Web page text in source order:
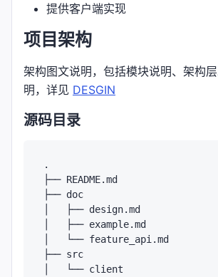
提供客户端实现
项目架构
架构图文说明，包括模块说明、架构
明，详见 DESGIN
源码目录
.
├── README.md
├── doc                         #文档
│   ├── design.md
│   ├── example.md
│   └── feature_api.md
├── src                         #
│   └── client                  #